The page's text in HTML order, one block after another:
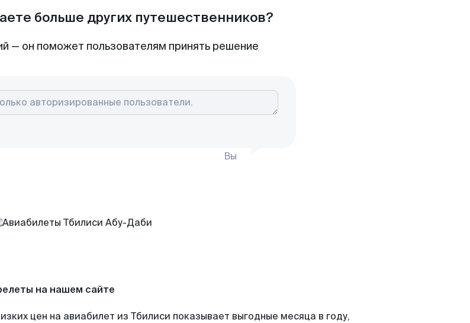
больше других путешественников?
— он поможет пользователям принять решение
Вы
на нашем сайте
цен на авиабилет из Тбилиси показывает выгодные месяца в году,